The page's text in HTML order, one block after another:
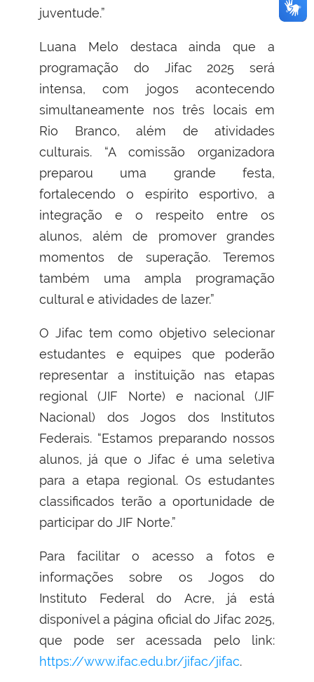
juventude.”
Luana Melo destaca ainda que a
programação do Jifac 2025 será
intensa, com jogos acontecendo
simultaneamente nos três locais em
Rio Branco, além de atividades
culturais. “A comissão organizadora
preparou uma grande festa,
fortalecendo o espírito esportivo, a
integração e o respeito entre os
alunos, além de promover grandes
momentos de superação. Teremos
também uma ampla programação
cultural e atividades de lazer.”
O Jifac tem como objetivo selecionar
estudantes e equipes que poderão
representar a instituição nas etapas
regional (JIF Norte) e nacional (JIF
Nacional) dos Jogos dos Institutos
Federais. “Estamos preparando nossos
alunos, já que o Jifac é uma seletiva
para a etapa regional. Os estudantes
classificados terão a oportunidade de
participar do JIF Norte.”
Para facilitar o acesso a fotos e
informações sobre os Jogos do
Instituto Federal do Acre, já está
disponível a página oficial do Jifac 2025,
que pode ser acessada pelo link:
https://www.ifac.edu.br/jifac/jifac.